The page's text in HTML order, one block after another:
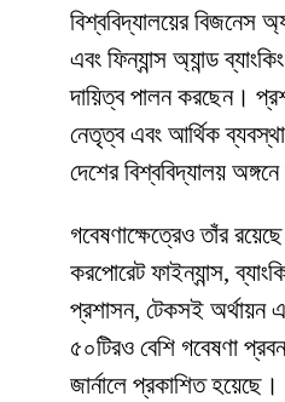
বিশ্ববিদ্যালয়ের বিজনেস
এবং ফিন্যান্স অ্যান্ড
দায়িত্ব পালন করছেন।
নেতৃত্ব এবং আর্থিক
দেশের বিশ্ববিদ্যালয়
গবেষণাক্ষেত্রেও তাঁর
করপোরেট ফাইন্যান্স,
প্রশাসন, টেকসই অর্থায়ন
৫০টিরও বেশি গবেষণা
জার্নালে প্রকাশিত